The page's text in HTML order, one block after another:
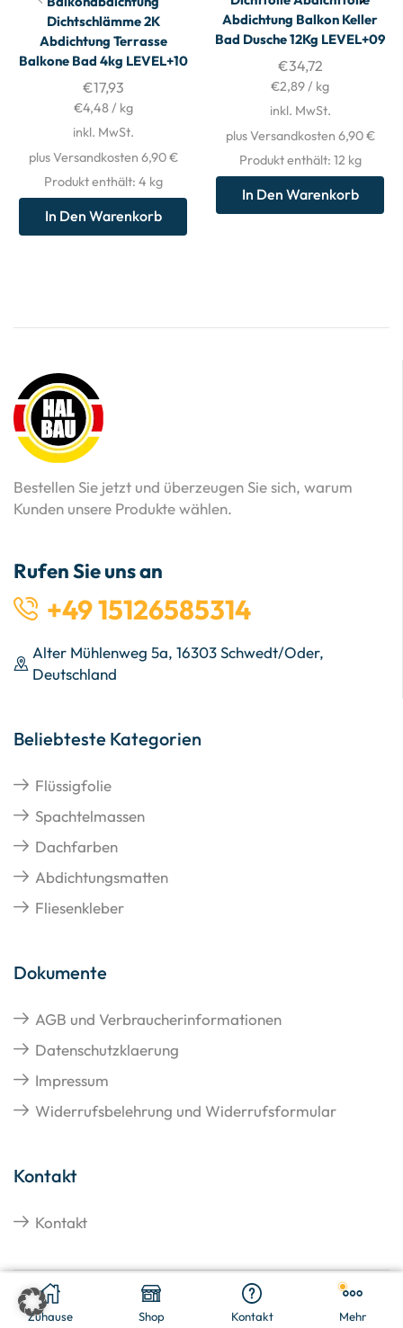
Dichtschlämme 2K
Abdichtung Terrasse
Balkone Bad 4kg LEVEL+10
€17,93
€4,48/ kg
inkl. MwSt.
plus Versandkosten 6,90 €
Produkt enthält: 4 kg
In Den Warenkorb
Abdichtung Balkon Keller
Bad Dusche 12Kg LEVEL+09
€34,72
€2,89/ kg
inkl. MwSt.
plus Versandkosten 6,90 €
Produkt enthält: 12 kg
In Den Warenkorb
€ In den Warenkorb
Zuhause Shop Kontakt Mehr
Bestellen Sie jetzt und überzeugen Sie sich, warum
Kunden unsere Produkte wählen.
Rufen Sie uns an
+49 15126585314
Alter Mühlenweg 5a, 16303 Schwedt/Oder,
Deutschland
Beliebteste Kategorien
Flüssigfolie
Spachtelmassen
Dachfarben
Abdichtungsmatten
Fliesenkleber
Dokumente
AGB und Verbraucherinformationen
Datenschutzklaerung
Impressum
Widerrufsbelehrung und Widerrufsformular
Kontakt
Kontakt
Copyright © 2026 Hangato GmbH